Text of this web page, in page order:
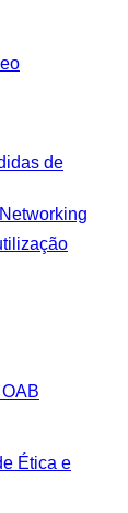
de
Ética e